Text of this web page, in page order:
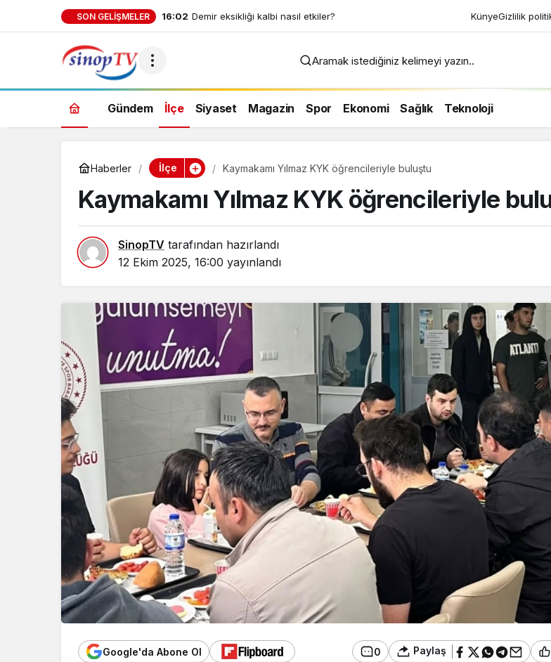
SON GELIŞMELER 16:02 Demir eksikliği kalbi nasıl etkiler? KünyeGizlilik
Aramak istediğiniz kelimeyi yazın..
Gündem İlçe Siyaset Magazin Spor Ekonomi Sağlık Teknoloji
Haberler İlçe Kaymakamı Yılmaz KYK öğrencileriyle buluştu
Kaymakamı Yılmaz KYK öğrencileriyle
SinopTV tarafından hazırlandı
12 Ekim 2025, 16:00 yayınlandı
Google'da Abone Ol 0 Paylaş